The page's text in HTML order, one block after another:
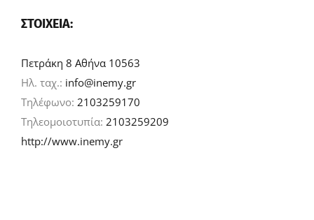
ΣΤΟΙΧΕΊΑ:
Πετράκη 8 Αθήνα 10563
Ηλ. ταχ.: info@inemy.gr
Τηλέφωνο: 2103259170
Τηλεομοιοτυπία: 2103259209
http://www.inemy.gr